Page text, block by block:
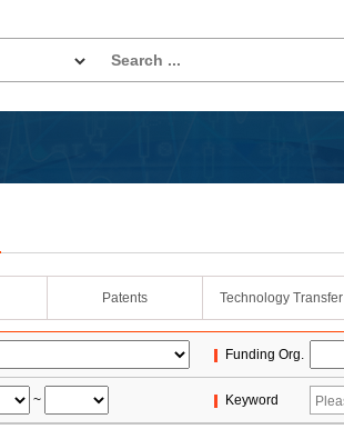
Patents Technology Transfer
Funding Org.
~ Keyword